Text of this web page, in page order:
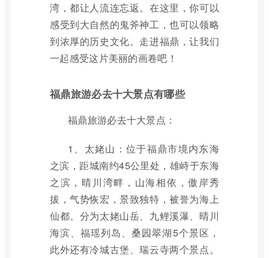
湾，都让人流连忘返。在这里，你可以
感受到大自然的鬼斧神工，也可以领略
到浓厚的历史文化。走进福鼎，让我们
一起感受这片美丽的画卷吧！
福鼎旅游必去十大景点有哪些
福鼎旅游必去十大景点：
1、太姥山：位于福鼎市境内东海
之滨，距城南约45公里处，雄峙于东海
之滨，晴川湾畔，山海相依，傲岸秀
拔，气势恢宏，景致独特，被誉为海上
仙都。分为太姥山岳、九鲤溪瀑、晴川
海滨、福瑶列岛、桑园翠湖5个景区，
此外还有冷城古堡、瑞云寺两个景点。